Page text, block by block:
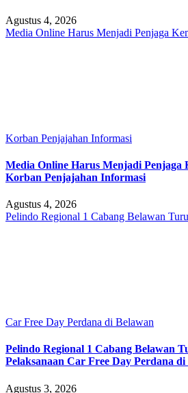
Agustus 4, 2026
Media Online Harus Menjadi Penjaga
Korban Penjajahan Informasi
Media Online Harus Menjadi Penjaga
Korban Penjajahan Informasi
Agustus 4, 2026
Pelindo Regional 1 Cabang Belawan
Car Free Day Perdana di Belawan
Pelindo Regional 1 Cabang Belawan
Pelaksanaan Car Free Day Perdana di
Agustus 3, 2026